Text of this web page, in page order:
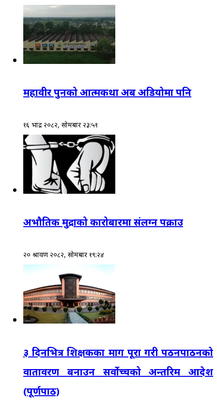
महावीर पुनको आत्मकथा अब अडियोमा पनि
१६ भाद्र २०८२, सोमबार २३:५१
अभौतिक मुद्राको कारोबारमा संलग्न पक्राउ
२० श्रावण २०८२, सोमबार १९:२४
३ दिनभित्र शिक्षकका माग पूरा गरी पठनपाठनको
वातावरण बनाउन सर्वोच्चको अन्तरिम आदेश
(पूर्णपाठ)